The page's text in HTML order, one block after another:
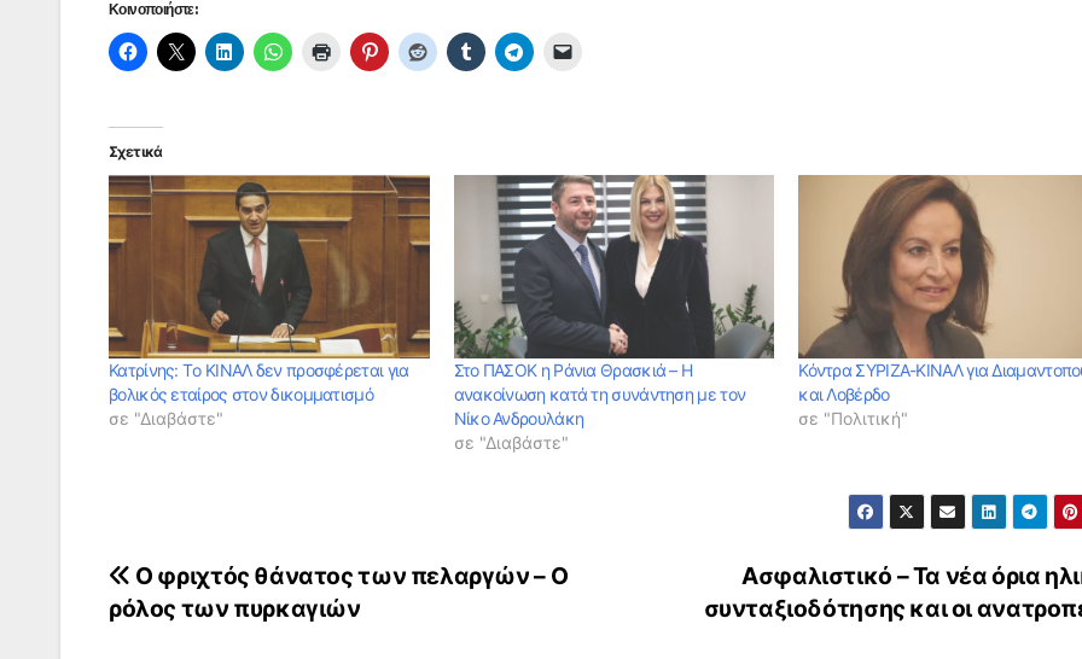
Κοινοποιήστε:
Σχετικά
Κατρίνης: Tο ΚΙΝΑΛ δεν προσφέρεται για
βολικός εταίρος στον δικομματισμό
σε "Διαβάστε"
Στο ΠΑΣΟΚ η Ράνια Θρασκιά – Η
ανακοίνωση κατά τη συνάντηση με τον
Νίκο Ανδρουλάκη
σε "Διαβάστε"
Κόντρα ΣΥΡΙΖΑ-ΚΙΝΑΛ για
και Λοβέρδο
σε "Πολιτική"
Πλοήγηση
άρθρων
Ασφαλιστικό – Τα νέα όρια
συνταξιοδότησης και οι
O φριχτός θάνατος των πελαργών – Ο
ρόλος των πυρκαγιών